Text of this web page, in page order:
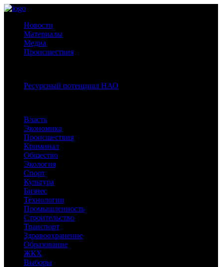
Новости
Материалы
Медиа
Происшествия
Ресурсный потенциал НАО
Власть
Экономика
Происшествия
Криминал
Общество
Экология
Спорт
Культура
Бизнес
Технологии
Промышленность
Строительство
Транспорт
Здравоохранение
Образование
ЖКХ
Выборы